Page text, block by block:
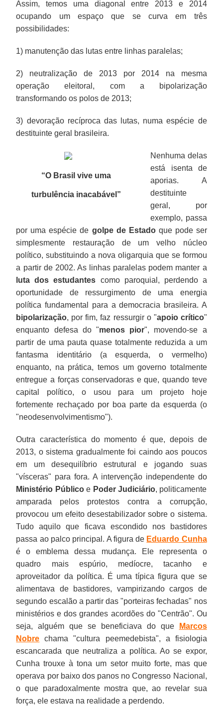
Assim, temos uma diagonal entre 2013 e 2014
ocupando um espaço que se curva em três
possibilidades:
1) manutenção das lutas entre linhas paralelas;
2) neutralização de 2013 por 2014 na mesma
operação eleitoral, com a bipolarização
transformando os polos de 2013;
3) devoração recíproca das lutas, numa espécie de
destituinte geral brasileira.
“O Brasil vive uma
turbulência inacabável ”
Nenhuma delas
está isenta de
aporias. A
destituinte
geral, por
exemplo, passa
por uma espécie de golpe de Estadoque pode ser
simplesmente restauração de um velho núcleo
político, substituindo a nova oligarquia que se formou
a partir de 2002. As linhas paralelas podem manter a
luta dos estudantes como paroquial, perdendo a
oportunidade de ressurgimento de uma energia
política fundamental para a democracia brasileira. A
bipolarização, por fim, faz ressurgir o "apoio crítico"
enquanto defesa do "menos pior", movendo-se a
partir de uma pauta quase totalmente reduzida a um
fantasma identitário (a esquerda, o vermelho)
enquanto, na prática, temos um governo totalmente
entregue a forças conservadoras e que, quando teve
capital político, o usou para um projeto hoje
fortemente rechaçado por boa parte da esquerda (o
"neodesenvolvimentismo").
Outra característica do momento é que, depois de
2013, o sistema gradualmente foi caindo aos poucos
em um desequilíbrio estrutural e jogando suas
"vísceras" para fora. A intervenção independente do
Ministério Públicoe Poder Judiciário, politicamente
amparada pelos protestos contra a corrupção,
provocou um efeito desestabilizador sobre o sistema.
Tudo aquilo que ficava escondido nos bastidores
passa ao palco principal. A figura de Eduardo Cunha
é o emblema dessa mudança. Ele representa o
quadro mais espúrio, medíocre, tacanho e
aproveitador da política. É uma típica figura que se
alimentava de bastidores, vampirizando cargos de
segundo escalão a partir das "porteiras fechadas" nos
ministérios e dos grandes acordões do "Centrão". Ou
seja, alguém que se beneficiava do que
Marcos
Nobre chama "cultura peemedebista", a fisiologia
escancarada que neutraliza a política. Ao se expor,
Cunha trouxe à tona um setor muito forte, mas que
operava por baixo dos panos no Congresso Nacional,
o que paradoxalmente mostra que, ao revelar sua
força, ele estava na realidade a perdendo.